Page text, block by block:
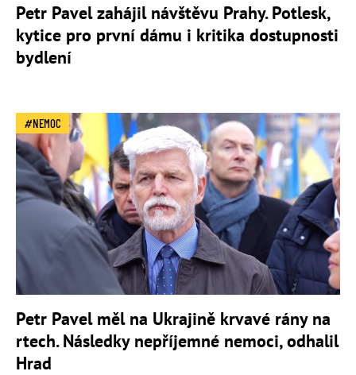
Petr Pavel zahájil návštěvu Prahy. Potlesk,
kytice pro první dámu i kritika dostupnosti
bydlení
NEMOC
Petr Pavel měl na Ukrajině krvavé rány na
rtech. Následky nepříjemné nemoci, odhalil
Hrad